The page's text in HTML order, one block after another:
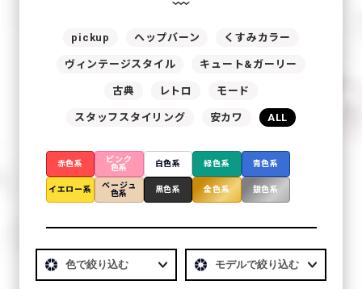
pickup ヘップバーン くすみカラー
ヴィンテージスタイル キュート&ガーリー
古典 レトロ モード
スタッフスタイリング 安カワ ALL
赤色系
ピンク
色系
白色系 緑色系 青色系
イエロー系
ベージュ
色系
黒色系 金色系 銀色系